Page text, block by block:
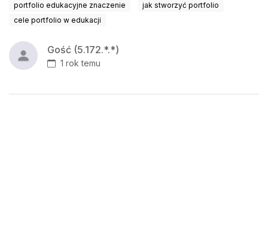
portfolio edukacyjne znaczenie
jak stworzyć portfolio
cele portfolio w edukacji
Gość (5.172.*.*)
1 rok temu